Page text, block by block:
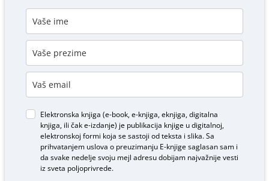
Elektronska knjiga (e-book, e-knjiga, eknjiga, digitalna
knjiga, ili čak e-izdanje) je publikacija knjige u digitalnoj,
elektronskoj formi koja se sastoji od teksta i slika. Sa
prihvatanjem uslova o preuzimanju E-knjigesaglasan sam i
da svake nedelje svoju mejl adresu dobijam najvažnije vesti
iz sveta poljoprivrede.